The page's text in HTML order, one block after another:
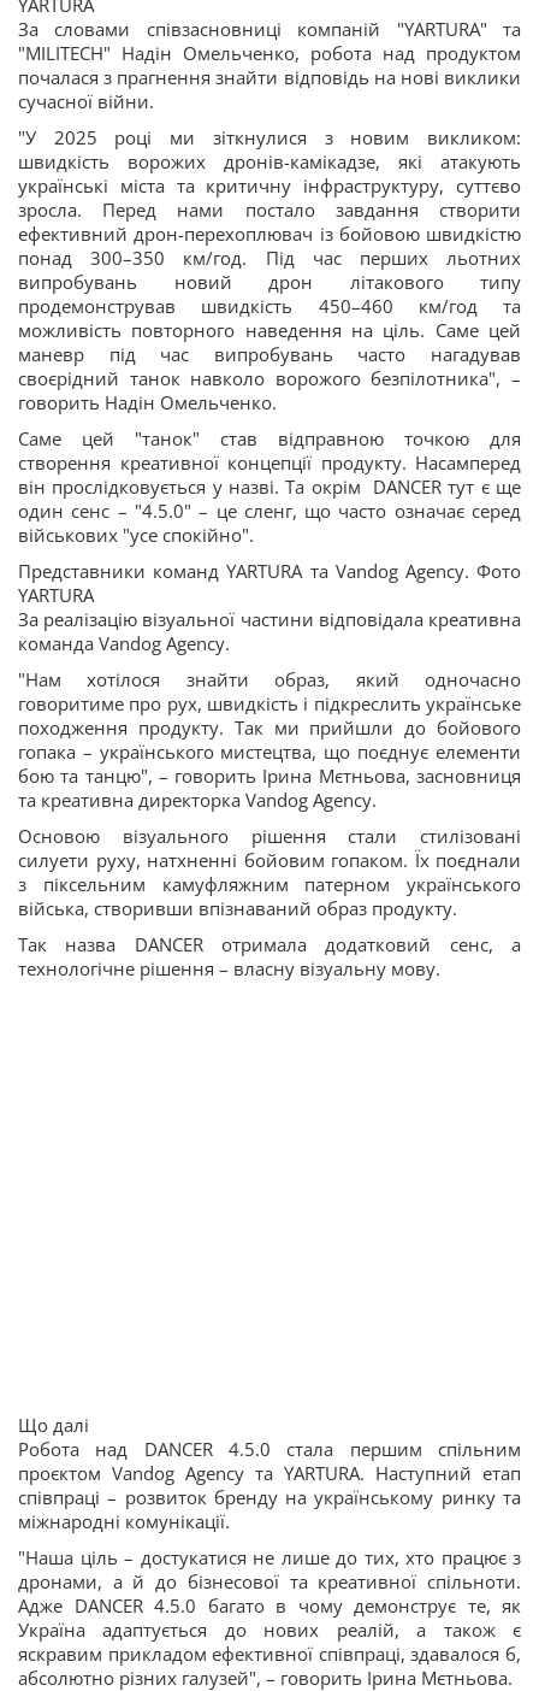
YARTURA
За словами співзасновниці компаній "YARTURA" та
"MILITECH" Надін Омельченко, робота над продуктом
почалася з прагнення знайти відповідь на нові виклики
сучасної війни.
"У 2025 році ми зіткнулися з новим викликом:
швидкість ворожих дронів-камікадзе, які атакують
українські міста та критичну інфраструктуру, суттєво
зросла. Перед нами постало завдання створити
ефективний дрон-перехоплювач із бойовою швидкістю
понад 300–350 км/год. Під час перших льотних
випробувань новий дрон літакового типу
продемонстрував швидкість 450–460 км/год та
можливість повторного наведення на ціль. Саме цей
маневр під час випробувань часто нагадував
своєрідний танок навколо ворожого безпілотника", –
говорить Надін Омельченко.
Саме цей "танок" став відправною точкою для
створення креативної концепції продукту. Насамперед
він прослідковується у назві. Та окрім DANCER тут є ще
один сенс – "4.5.0" – це сленг, що часто означає серед
військових "усе спокійно".
Представники команд YARTURA та Vandog Agency. Фото
YARTURA
За реалізацію візуальної частини відповідала креативна
команда Vandog Agency.
"Нам хотілося знайти образ, який одночасно
говоритиме про рух, швидкість і підкреслить українське
походження продукту. Так ми прийшли до бойового
гопака – українського мистецтва, що поєднує елементи
бою та танцю", – говорить Ірина Мєтньова, засновниця
та креативна директорка Vandog Agency.
Основою візуального рішення стали стилізовані
силуети руху, натхненні бойовим гопаком. Їх поєднали
з піксельним камуфляжним патерном українського
війська, створивши впізнаваний образ продукту.
Так назва DANCER отримала додатковий сенс, а
технологічне рішення – власну візуальну мову.
Що далі
Робота над DANCER 4.5.0 стала першим спільним
проєктом Vandog Agency та YARTURA. Наступний етап
співпраці – розвиток бренду на українському ринку та
міжнародні комунікації.
"Наша ціль – достукатися не лише до тих, хто працює з
дронами, а й до бізнесової та креативної спільноти.
Адже DANCER 4.5.0 багато в чому демонструє те, як
Україна адаптується до нових реалій, а також є
яскравим прикладом ефективної співпраці, здавалося б,
абсолютно різних галузей", – говорить Ірина Мєтньова.